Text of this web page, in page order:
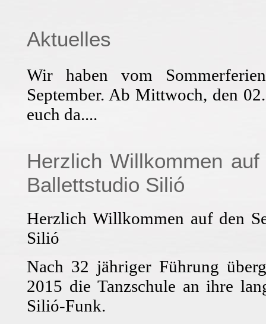
Aktuelles
Wir haben vom
September. Ab Mittwoch, den
euch da....
Herzlich Willkommen
Ballettstudio Silió
Herzlich Willkommen auf den
Silió
Nach 32 jähriger Führung
2015 die Tanzschule an ihre
Silió-Funk.